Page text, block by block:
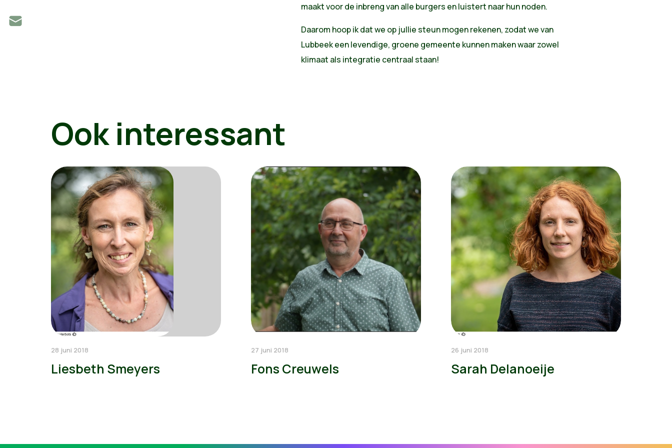
maakt voor de inbreng van alle burgers en luistert naar hun noden.
Daarom hoop ik dat we op jullie steun mogen rekenen, zodat we van
Lubbeek een levendige, groene gemeente kunnen maken waar zowel
klimaat als integratie centraal staan!
Ook interessant
28 juni 2018
Liesbeth Smeyers
27 juni 2018
Fons Creuwels
26 juni 2018
Sarah Delanoeije